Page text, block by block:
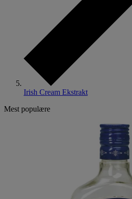
Irish Cream Ekstrakt
Mest populære